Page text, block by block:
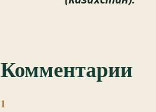
Комментарии
1